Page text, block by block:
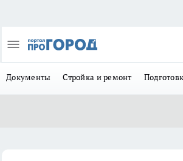
Документы Стройка и ремонт